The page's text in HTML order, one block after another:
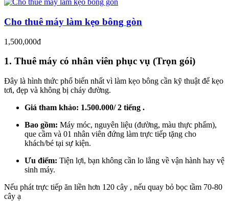
Cho thuê máy làm kẹo bông gòn
1,500,000đ
1. Thuê máy có nhân viên phục vụ (Trọn gói)
Đây là hình thức phổ biến nhất vì làm kẹo bông cần kỹ thuật để kẹo
tơi, đẹp và không bị cháy đường.
Giá tham khảo: 1.500.000/ 2 tiếng .
Bao gồm: Máy móc, nguyên liệu (đường, màu thực phẩm),
que cầm và 01 nhân viên đứng làm trực tiếp tặng cho
khách/bé tại sự kiện.
Ưu điểm: Tiện lợi, bạn không cần lo lắng về vận hành hay vệ
sinh máy.
Nếu phát trực tiếp ăn liền hơn 120 cây , nếu quay bỏ bọc tầm 70-80
cây ạ